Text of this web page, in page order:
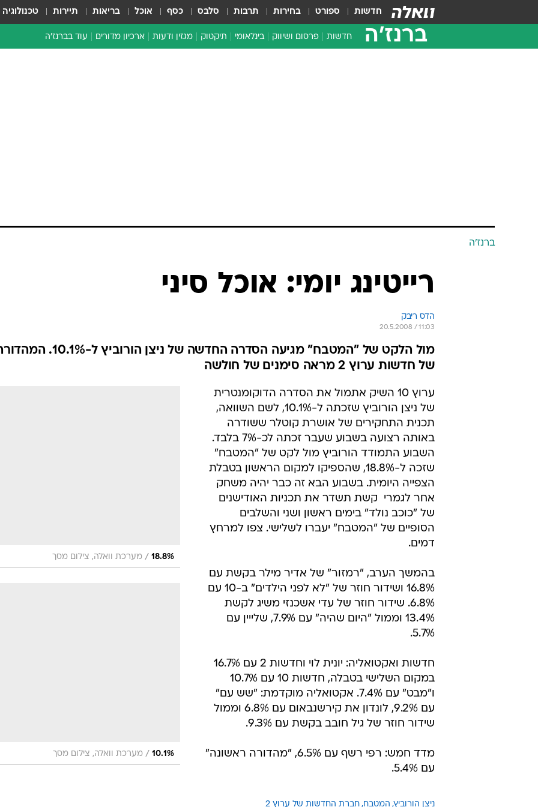
חדשות ספורט בחירות תרבות סלבס כסף אוכל בריאות תיירות טכנולוגיה
ברנז'ה חדשות פרסום ושיווק בינלאומי תיקטוק מגזין ודעות ארכיון מדורים עוד בברנז'ה
ברנז'ה
רייטינג יומי: אוכל סיני
הדס ריבק
20.5.2008 / 11:03
מול הלקט של "המטבח" מגיעה הסדרה החדשה של ניצן הורוביץ ל-10.1%.
של חדשות ערוץ 2 מראה סימנים של חולשה
18.8%
/ מערכת וואלה, צילום מסך
10.1%
/ מערכת וואלה, צילום מסך
ערוץ 10 השיק אתמול את הסדרה הדוקומנטרית
של ניצן הורוביץ שזכתה ל-10.1%, לשם השוואה,
תכנית התחקירים של אושרת קוטלר ששודרה
באותה רצועה בשבוע שעבר זכתה לכ-7% בלבד.
השבוע התמודד הורוביץ מול לקט של "המטבח"
שזכה ל-18.8%, שהספיקו למקום הראשון בטבלת
הצפייה היומית. בשבוע הבא זה כבר יהיה משחק
אחר לגמרי  קשת תשדר את תכניות האודישנים
של "כוכב נולד" בימים ראשון ושני והשלבים
הסופיים של "המטבח" יעברו לשלישי. צפו למרחץ
דמים.
בהמשך הערב, "רמזור" של אדיר מילר בקשת עם
16.8% ושידור חוזר של "לא לפני הילדים" ב-10 עם
6.8%. שידור חוזר של עדי אשכנזי משיג לקשת
13.4% וממול "היום שהיה" עם 7.9%, שלייין עם
5.7%.
חדשות ואקטואליה: יונית לוי וחדשות 2 עם 16.7%
במקום השלישי בטבלה, חדשות 10 עם 10.7%
ו"מבט" עם 7.4%. אקטואליה מוקדמת: "שש עם"
עם 9.2%, לונדון את קירשנבאום עם 6.8% וממול
שידור חוזר של גיל חובב בקשת עם 9.3%.
מדד חמש: רפי רשף עם 6.5%, "מהדורה ראשונה"
עם 5.4%.
ניצן הורוביץ המטבח חברת החדשות של ערוץ 2